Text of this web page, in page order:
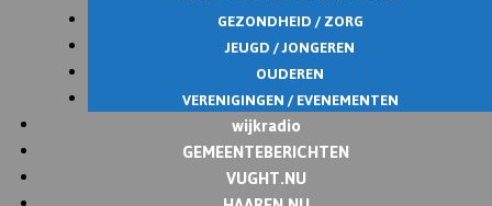
GEZONDHEID / ZORG
JEUGD / JONGEREN
OUDEREN
VERENIGINGEN / EVENEMENTEN
wijkradio
GEMEENTEBERICHTEN
VUGHT.NU